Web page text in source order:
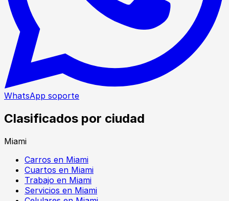
WhatsApp soporte
Clasificados por ciudad
Miami
Carros en Miami
Cuartos en Miami
Trabajo en Miami
Servicios en Miami